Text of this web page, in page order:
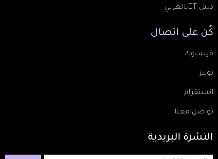
دليل ETبالعربي
كُن على اتصال
فيسبوك
تويتر
انستقرام
تواصل معنا
النشرة البريدية